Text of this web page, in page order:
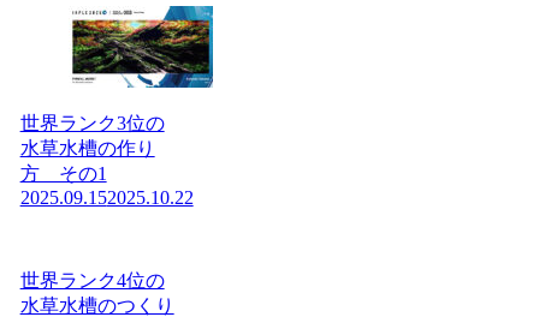
世界ランク3位の
水草水槽の作り
方 その1
2025.09.152025.10.22
世界ランク4位の
水草水槽のつくり